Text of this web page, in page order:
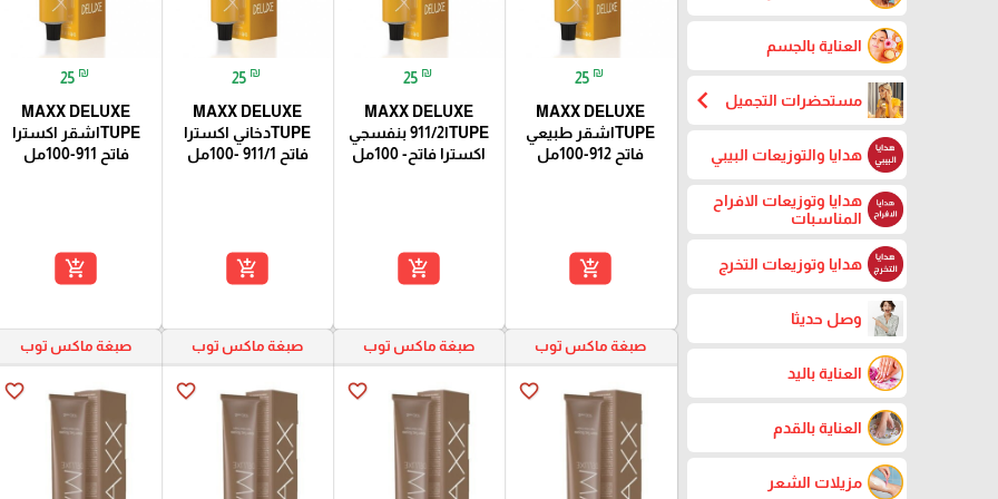
العناية بالجسم
مستحضرات التجميل chevron_left
هدايا والتوزيعات البيبي
هدايا وتوزيعات الافراح
المناسبات
هدايا وتوزيعات التخرج
وصل حديثا
العناية باليد
العناية بالقدم
مزيلات الشعر
25 ₪
MAXX DELUXE
TUPEاشقر طبيعي
فاتح 912-100مل
add_shopping_cart
25 ₪
MAXX DELUXE
TUPEا911/2 بنفسجي
اكسترا فاتح- 100مل
add_shopping_cart
25 ₪
MAXX DELUXE
TUPEدخاني اكسترا
فاتح 911/1 -100مل
add_shopping_cart
25 ₪
MAXX DELUXE
TUPEاشقر اكسترا
فاتح 911-100مل
add_shopping_cart
صبغة ماكس توب
favorite_border
صبغة ماكس توب
favorite_border
صبغة ماكس توب
favorite_border
صبغة ماكس توب
favorite_border